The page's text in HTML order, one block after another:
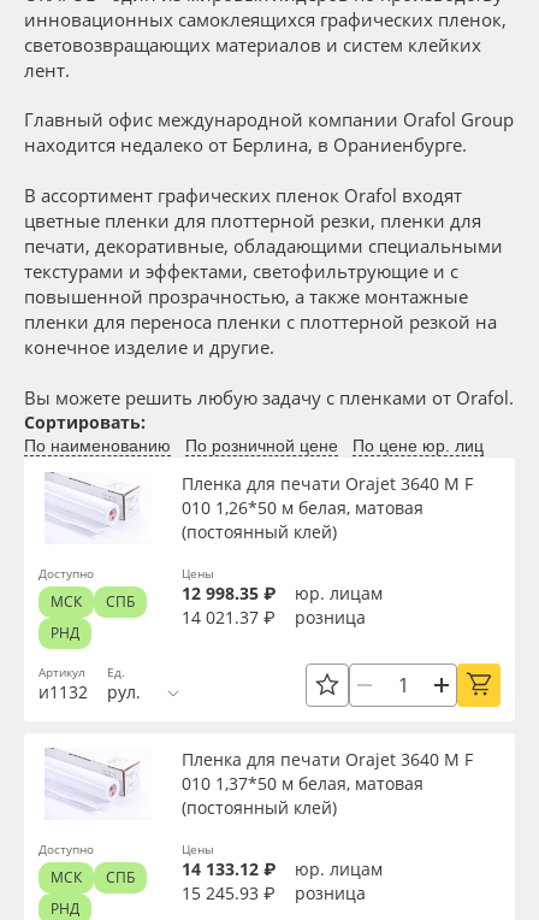
Сервис
Инструкции
Компания
Контакты
Блог
Поставщикам
8 800 550 7888
Москва
Клей, скотчи и крепёж
Мобильные конструкции и POS-материалы
Профильные системы
Сублимация и термотрансфер
Светотехника
Инженерные пластики
Упаковочные материалы
Оборудование и инструмент
Новинки ассортимента
Oracal 641
Orajet 3640
Плёнка монтажная Oratape
ПЭТ листовой
Вспененный ПВХ
Вид
Тип
Ширина, м
Длина рулона, м
Толщина, мкм
Материал
Цвет
Клей
Цвет клея
Тип печати
Срок эксплуатации, лет
инновационных самоклеящихся графических пленок,
световозвращающих материалов и систем клейких
лент.
Главный офис международной компании Orafol Group
находится недалеко от Берлина, в Ораниенбурге.
В ассортимент графических пленок Orafol входят
цветные пленки для плоттерной резки, пленки для
печати, декоративные, обладающими специальными
текстурами и эффектами, светофильтрующие и с
повышенной прозрачностью, а также монтажные
пленки для переноса пленки с плоттерной резкой на
конечное изделие и другие.
Вы можете решить любую задачу с пленками от Orafol.
Сортировать:
По наименованию По розничной цене По цене юр. лиц
Артикул
и1132
Пленка для печати Orajet 3640 M F
010 1,26*50 м белая, матовая
(постоянный клей)
Ед.
рул.
Цены
12 998.35 ₽
юр. лицам
14 021.37 ₽
розница
Доступно
МСК
СПБ
РНД
Пленка для печати Orajet 3640 M F
010 1,37*50 м белая, матовая
(постоянный клей)
Цены
14 133.12 ₽
юр. лицам
15 245.93 ₽
розница
Доступно
МСК
СПБ
РНД